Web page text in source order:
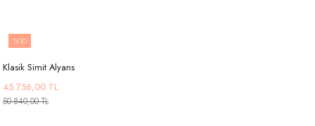
%10
Klasik Simit Alyans
45.756,00 TL
50.840,00 TL